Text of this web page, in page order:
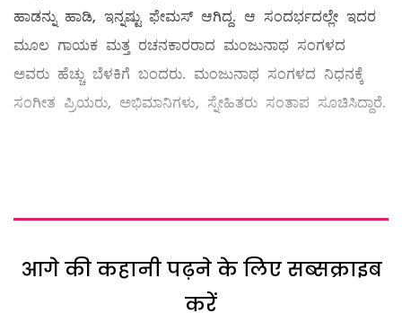
ಹಾಡನ್ನು ಹಾಡಿ, ಇನ್ನಷ್ಟು ಫೇಮಸ್ ಆಗಿದ್ದ. ಆ ಸಂದರ್ಭದಲ್ಲೇ ಇದರ
ಮೂಲ ಗಾಯಕ ಮತ್ತ ರಚನಕಾರರಾದ ಮಂಜುನಾಥ ಸಂಗಳದ
ಅವರು ಹೆಚ್ಚು ಬೆಳಕಿಗೆ ಬಂದರು. ಮಂಜುನಾಥ ಸಂಗಳದ ನಿಧನಕ್ಕೆ
ಸಂಗೀತ ಪ್ರಿಯರು, ಅಭಿಮಾನಿಗಳು, ಸ್ನೇಹಿತರು ಸಂತಾಪ ಸೂಚಿಸಿದ್ದಾರೆ.
आगे की कहानी पढ़ने के लिए सब्सक्राइब
करें